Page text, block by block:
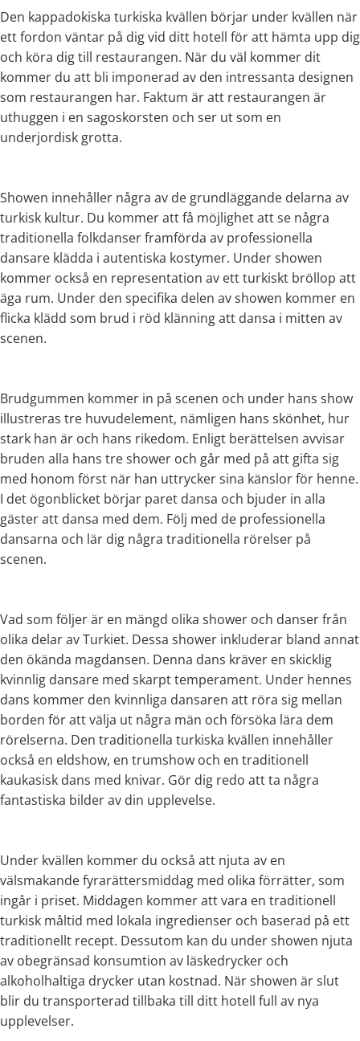
Den kappadokiska turkiska kvällen börjar under kvällen när
ett fordon väntar på dig vid ditt hotell för att hämta upp dig
och köra dig till restaurangen. När du väl kommer dit
kommer du att bli imponerad av den intressanta designen
som restaurangen har. Faktum är att restaurangen är
uthuggen i en sagoskorsten och ser ut som en
underjordisk grotta.
Showen innehåller några av de grundläggande delarna av
turkisk kultur. Du kommer att få möjlighet att se några
traditionella folkdanser framförda av professionella
dansare klädda i autentiska kostymer. Under showen
kommer också en representation av ett turkiskt bröllop att
äga rum. Under den specifika delen av showen kommer en
flicka klädd som brud i röd klänning att dansa i mitten av
scenen.
Brudgummen kommer in på scenen och under hans show
illustreras tre huvudelement, nämligen hans skönhet, hur
stark han är och hans rikedom. Enligt berättelsen avvisar
bruden alla hans tre shower och går med på att gifta sig
med honom först när han uttrycker sina känslor för henne.
I det ögonblicket börjar paret dansa och bjuder in alla
gäster att dansa med dem. Följ med de professionella
dansarna och lär dig några traditionella rörelser på
scenen.
Vad som följer är en mängd olika shower och danser från
olika delar av Turkiet. Dessa shower inkluderar bland annat
den ökända magdansen. Denna dans kräver en skicklig
kvinnlig dansare med skarpt temperament. Under hennes
dans kommer den kvinnliga dansaren att röra sig mellan
borden för att välja ut några män och försöka lära dem
rörelserna. Den traditionella turkiska kvällen innehåller
också en eldshow, en trumshow och en traditionell
kaukasisk dans med knivar. Gör dig redo att ta några
fantastiska bilder av din upplevelse.
Under kvällen kommer du också att njuta av en
välsmakande fyrarättersmiddag med olika förrätter, som
ingår i priset. Middagen kommer att vara en traditionell
turkisk måltid med lokala ingredienser och baserad på ett
traditionellt recept. Dessutom kan du under showen njuta
av obegränsad konsumtion av läskedrycker och
alkoholhaltiga drycker utan kostnad. När showen är slut
blir du transporterad tillbaka till ditt hotell full av nya
upplevelser.